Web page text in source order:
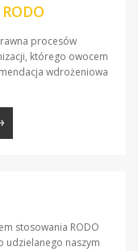
procesów
którego owocem
wdrożeniowa
stosowania RODO
udzielanego naszym